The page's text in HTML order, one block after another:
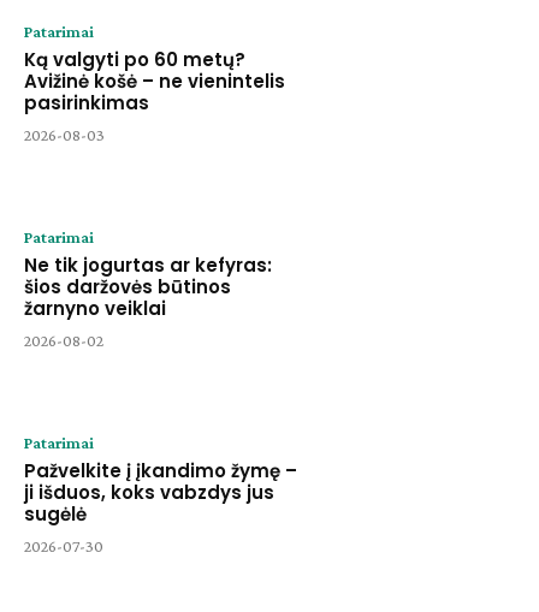
Patarimai
Ką valgyti po 60 metų?
Avižinė košė – ne vienintelis
pasirinkimas
2026-08-03
Patarimai
Ne tik jogurtas ar kefyras:
šios daržovės būtinos
žarnyno veiklai
2026-08-02
Patarimai
Pažvelkite į įkandimo žymę –
ji išduos, koks vabzdys jus
sugėlė
2026-07-30